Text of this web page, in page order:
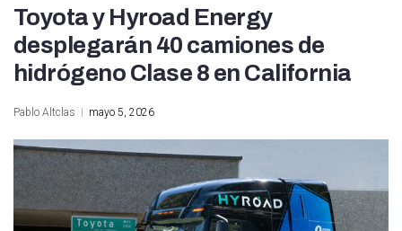
Toyota y Hyroad Energy
desplegarán 40 camiones de
hidrógeno Clase 8 en California
Pablo Altclas mayo 5, 2026